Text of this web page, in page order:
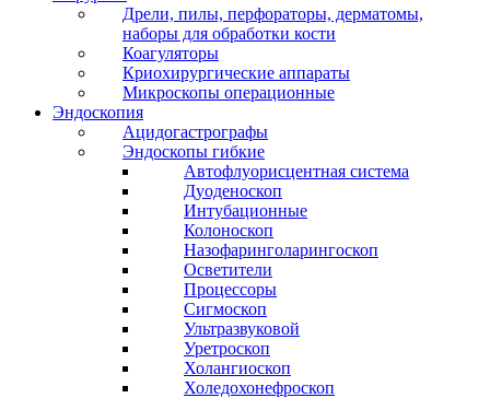
Дрели, пилы, перфораторы, дерматомы,
наборы для обработки кости
Коагуляторы
Криохирургические аппараты
Микроскопы операционные
Эндоскопия
Ацидогастрографы
Эндоскопы гибкие
Автофлуорисцентная система
Дуоденоскоп
Интубационные
Колоноскоп
Назофаринголарингоскоп
Осветители
Процессоры
Сигмоскоп
Ультразвуковой
Уретроскоп
Холангиоскоп
Холедохонефроскоп